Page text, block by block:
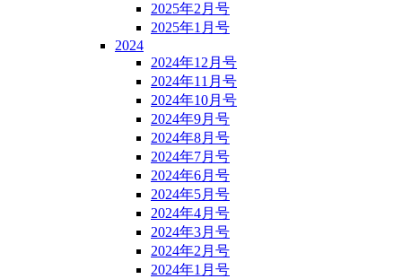
2025年2月号
2025年1月号
2024
2024年12月号
2024年11月号
2024年10月号
2024年9月号
2024年8月号
2024年7月号
2024年6月号
2024年5月号
2024年4月号
2024年3月号
2024年2月号
2024年1月号